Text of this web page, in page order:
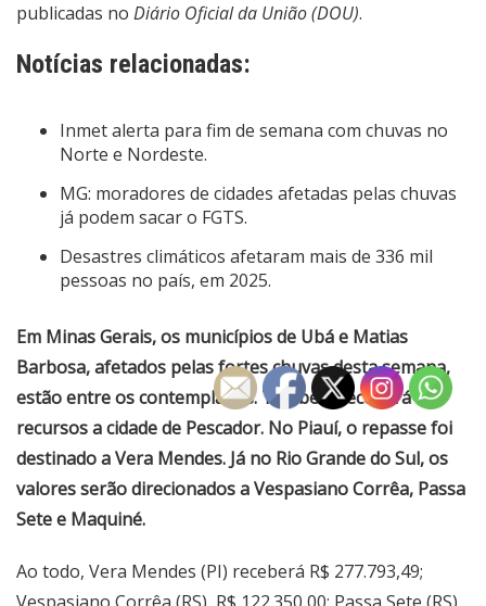
publicadas no Diário Oficial da União (DOU).
Notícias relacionadas:
Inmet alerta para fim de semana com chuvas no
Norte e Nordeste.
MG: moradores de cidades afetadas pelas chuvas
já podem sacar o FGTS.
Desastres climáticos afetaram mais de 336 mil
pessoas no país, em 2025.
Em Minas Gerais, os municípios de Ubá e Matias
Barbosa, afetados pelas fortes chuvas desta semana,
estão entre os contemplados. Também receberá
recursos a cidade de Pescador. No Piauí, o repasse foi
destinado a Vera Mendes. Já no Rio Grande do Sul, os
valores serão direcionados a Vespasiano Corrêa, Passa
Sete e Maquiné.
Ao todo, Vera Mendes (PI) receberá R$ 277.793,49;